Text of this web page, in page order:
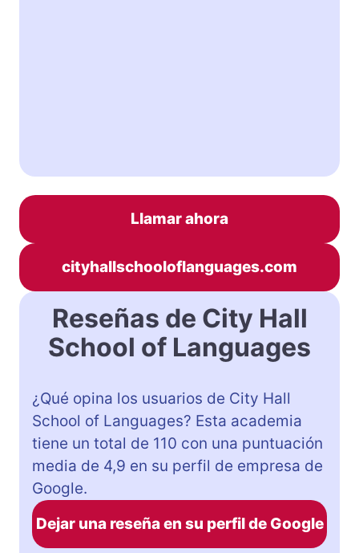
Llamar ahora
cityhallschooloflanguages.com
Reseñas de City Hall
School of Languages
¿Qué opina los usuarios de City Hall
School of Languages? Esta academia
tiene un total de 110 con una puntuación
media de 4,9 en su perfil de empresa de
Google.
Dejar una reseña en su perfil de Google